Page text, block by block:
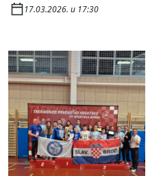
17.03.2026. u 17:30